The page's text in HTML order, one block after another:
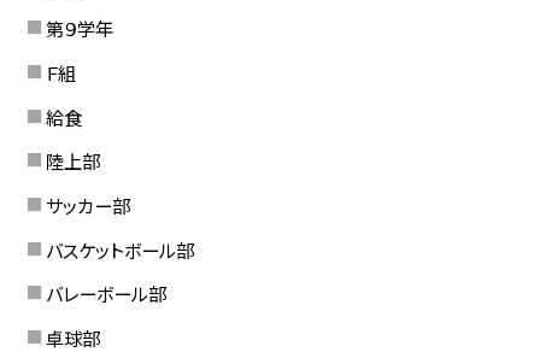
第９学年
Ｆ組
給食
陸上部
サッカー部
バスケットボール部
バレーボール部
卓球部